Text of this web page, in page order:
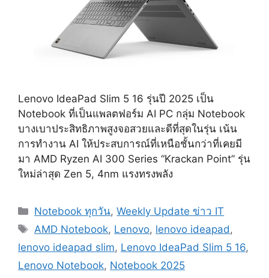
Lenovo IdeaPad Slim 5 16 รุ่นปี 2025 เป็น
Notebook ที่เป็นแพลตฟอร์ม AI PC กลุ่ม Notebook
บางเบาประสิทธิภาพสูงจอสวยและดีที่สุดในรุ่น เน้น
การทำงาน AI ให้ประสบการณ์ที่เหนือชั้นกว่าที่เคยมี
มา AMD Ryzen AI 300 Series “Krackan Point” รุ่น
ใหม่ล่าสุด Zen 5, 4nm แรงทรงพลัง
Categories
Notebook ทุกวัน,Weekly Update ข่าว IT
Tags
AMD Notebook, Lenovo, lenovo ideapad ,
lenovo ideapad slim, Lenovo IdeaPad Slim 5 16,
Lenovo Notebook, Notebook 2025